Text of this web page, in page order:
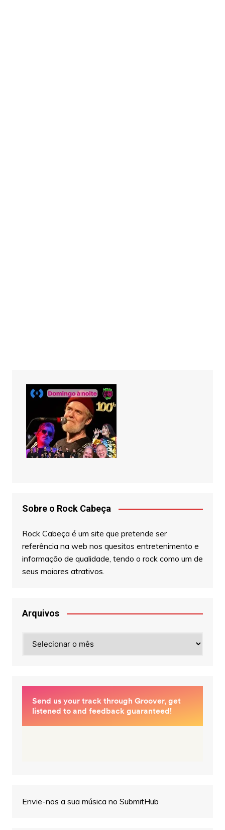
Sobre o Rock Cabeça
Rock Cabeça é um site que pretende ser
referência na web nos quesitos entretenimento e
informação de qualidade, tendo o rock como um de
seus maiores atrativos.
Arquivos
Envie-nos a sua música no SubmitHub